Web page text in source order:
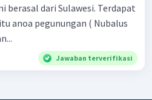
berasal dari Sulawesi. Terdapat
anoa pegunungan ( Nubalus
Jawaban terverifikasi